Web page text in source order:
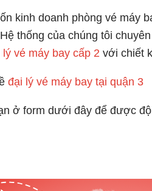
kinh doanh phòng vé máy
thống của chúng tôi
lý vé máy bay cấp 2 với chiết
đại lý vé máy bay tại quận 3
ở form dưới đây để được